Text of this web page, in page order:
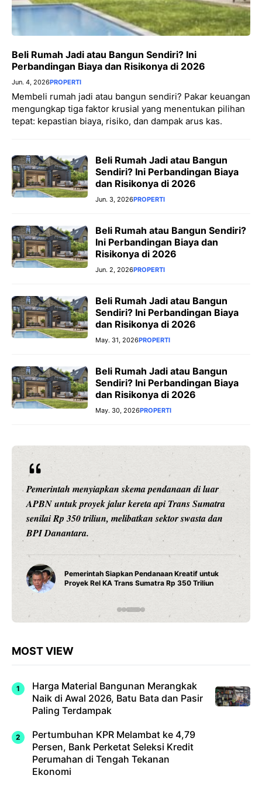
Beli Rumah Jadi atau Bangun Sendiri? Ini
Perbandingan Biaya dan Risikonya di 2026
Jun. 4, 2026PROPERTI
Membeli rumah jadi atau bangun sendiri? Pakar keuangan
mengungkap tiga faktor krusial yang menentukan pilihan
tepat: kepastian biaya, risiko, dan dampak arus kas.
Beli Rumah Jadi atau Bangun
Sendiri? Ini Perbandingan Biaya
dan Risikonya di 2026
Jun. 3, 2026PROPERTI
Beli Rumah atau Bangun Sendiri?
Ini Perbandingan Biaya dan
Risikonya di 2026
Jun. 2, 2026PROPERTI
Beli Rumah Jadi atau Bangun
Sendiri? Ini Perbandingan Biaya
dan Risikonya di 2026
May. 31, 2026PROPERTI
Beli Rumah Jadi atau Bangun
Sendiri? Ini Perbandingan Biaya
dan Risikonya di 2026
May. 30, 2026PROPERTI
Pemerintah menyiapkan skema pendanaan di luar
APBN untuk proyek jalur kereta api Trans Sumatra
senilai Rp 350 triliun, melibatkan sektor swasta dan
BPI Danantara.
Pemerintah Siapkan Pendanaan Kreatif untuk
Proyek Rel KA Trans Sumatra Rp 350 Triliun
MOST VIEW
Harga Material Bangunan Merangkak
Naik di Awal 2026, Batu Bata dan Pasir
Paling Terdampak
Pertumbuhan KPR Melambat ke 4,79
Persen, Bank Perketat Seleksi Kredit
Perumahan di Tengah Tekanan
Ekonomi